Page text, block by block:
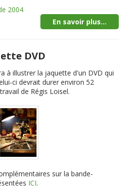
2004
En savoir plus...
DVD
à illustrer la jaquette d'un DVD qui
ci devrait durer environ 52
de Régis Loisel.
sur la bande-
ICI.